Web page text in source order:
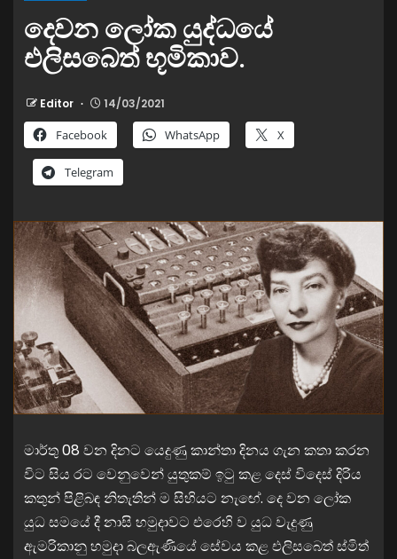
දෙවන ලෝක යුද්ධයේ
එලිසබෙත් භූමිකාව.
Editor 14/03/2021
Facebook WhatsApp X
Telegram
මාර්තු 08 වන දිනට යෙදුණු කාන්තා දිනය ගැන කතා කරන
විට සිය රට වෙනුවෙන් යුතුකම් ඉටු කළ දෙස් විදෙස් දිරිය
කතුන් පිළිබඳ නිතැතින් ම සිහියට නැඟේ. දෙ වන ලෝක
යුධ සමයේ දී නාසි හමුදාවට එරෙහි ව යුධ වැදුණු
ඇමරිකානු හමුදා බලඇණියේ සේවය කළ එලිසබෙත් ස්මිත්